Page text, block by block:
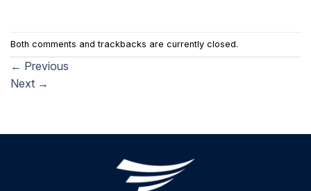
Both comments and trackbacks are currently closed.
← Previous
Next →